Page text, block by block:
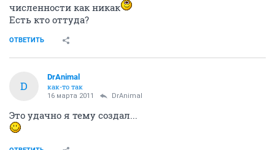
численности как никак
Есть кто оттуда?
ОТВЕТИТЬ
D
DrAnimal
как-то так
16 марта 2011 DrAnimal
Это удачно я тему создал...